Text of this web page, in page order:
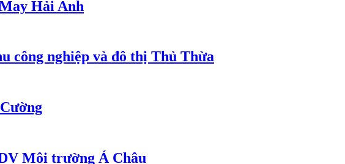
Hải Anh
công nghiệp và đô thị Thủ Thừa
Môi trường Á Châu